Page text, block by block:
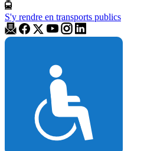
S'y rendre en transports publics